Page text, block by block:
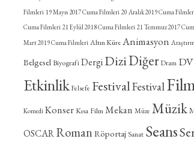
Filmleri 19 Mayıs 2017 Cuma Filmleri 20 Aralık 2019 Cuma
Cuma Filmleri 21 Eylül 2018 Cuma Filmleri 21 Temmuz 2017
Mart 2019 Cuma Filmleri Altın Küre Animasyon
Belgesel Biyografi Dergi DiziDiğer Dram
Etkinlik Felsefe FestivalFestival
Komedi Konser Kısa FilmMekan Müze Müzik
OSCAR RomanRöportaj Sanat Seans